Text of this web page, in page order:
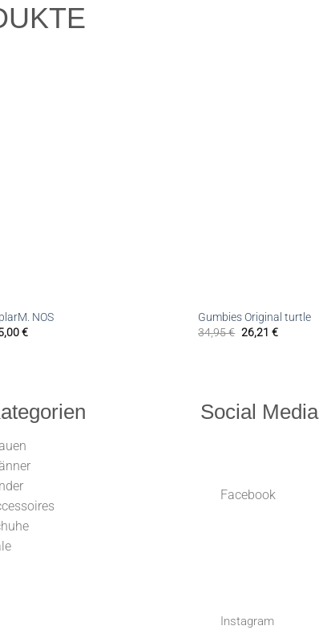
NOS
€
Gumbies Original turtle
34,95€ 26,21 €
Social Media
Facebook
Instagram